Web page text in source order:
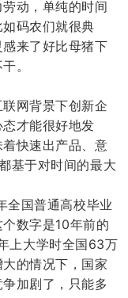
动，单纯的时间
码农们就很典
来了好比母猪下
。
网背景下创新企
才能很好地发
快速出产品、意
基于对时间的最大
国普通高校毕业
数字是10年前的
上大学时全国63万
的情况下，国家
加剧了，只能多